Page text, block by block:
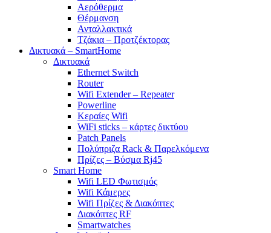
Αερόθερμα
Θέρμανση
Ανταλλακτικά
Τζάκια – Προτζέκτορας
Δικτυακά – SmartHome
Δικτυακά
Ethernet Switch
Router
Wifi Extender – Repeater
Powerline
Κεραίες Wifi
WiFi sticks – κάρτες δικτύου
Patch Panels
Πολύπριζα Rack & Παρελκόμενα
Πρίζες – Βύσμα Rj45
Smart Home
Wifi LED Φωτισμός
Wifi Κάμερες
Wifi Πρίζες & Διακόπτες
Διακόπτες RF
Smartwatches